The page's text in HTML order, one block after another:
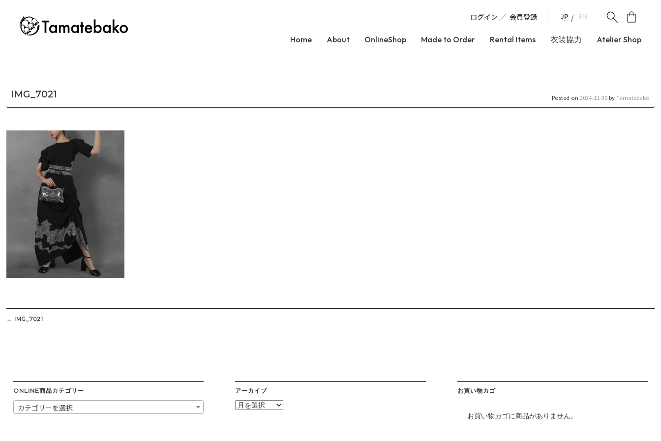
ログイン 会員登録 JP EN
Home About OnlineShop Made to Order Rental Items 衣装協力 Atelier Shop
IMG_7021 Posted on 2024-11-30byTamatebako
Post
navigation
← IMG_7021
ONLINE商品カテゴリー
カテゴリーを選択
アーカイブ
ア
ー
お買い物カゴ
お買い物カゴに商品がありません。